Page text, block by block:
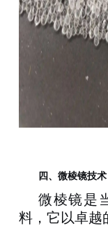
四、 微棱镜技
微棱镜是
料，它以卓越